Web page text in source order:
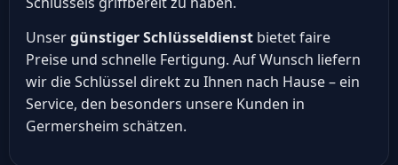
Unsergünstiger Schlüsseldienst bietet faire
Preise und schnelle Fertigung. Auf Wunsch liefern
wir die Schlüssel direkt zu Ihnen nach Hause – ein
Service, den besonders unsere Kunden in
Germersheim schätzen.